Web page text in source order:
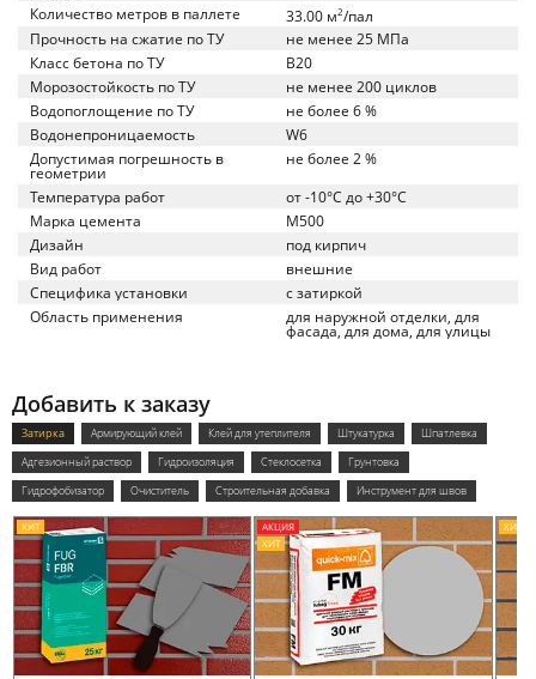
Количество метров в паллете 33.00 м2/пал
Прочность на сжатие по ТУ
не менее 25 МПа
Класс бетона по ТУ
B20
Морозостойкость по ТУ
не менее 200 циклов
Водопоглощение по ТУ
не более 6 %
Водонепроницаемость
W6
Допустимая погрешность в
геометрии
не более 2 %
Температура работ
от -10°C до +30°C
Марка цемента
M500
Дизайн
под кирпич
Вид работ
внешние
Специфика установки
с затиркой
Область применения
для наружной отделки, для
фасада, для дома, для улицы
Добавить к заказу
Затирка Армирующий клей Клей для утеплителя Штукатурка
Шпатлевка
Адгезионный раствор
Гидроизоляция Стеклосетка
Грунтовка
Гидрофобизатор
Очиститель Строительная добавка Инструмент для швов
ХИТ
АКЦИЯ
ХИТ
ХИТ